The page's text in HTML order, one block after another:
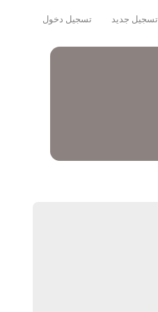
تسجيل جديد تسجيل دخول